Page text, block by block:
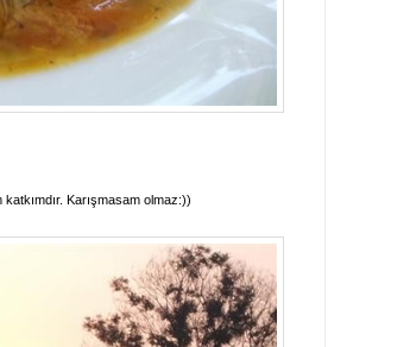
Karışmasam olmaz:))